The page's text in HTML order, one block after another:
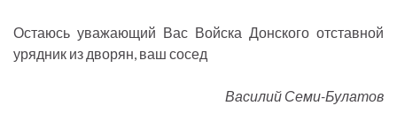
Остаюсь уважающий Вас Войска Донского отставной
урядник из дворян, ваш сосед
Василий Семи-Булатов